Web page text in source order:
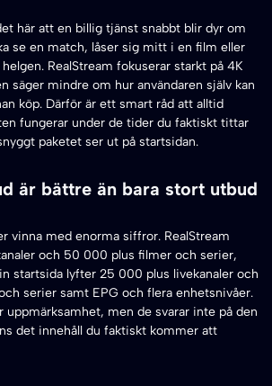
här att en billig tjänst snabbt blir dyr om
se en match, låser sig mitt i en film eller
RealStream fokuserar starkt på 4K
säger mindre om hur användaren själv kan
köp. Därför är ett smart råd att alltid
fungerar under de tider du faktiskt tittar
paketet ser ut på startsidan.
är bättre än bara stort utbud
vinna med enorma siffror. RealStream
och 50 000 plus filmer och serier,
startsida lyfter 25 000 plus livekanaler och
serier samt EPG och flera enhetsnivåer.
uppmärksamhet, men de svarar inte på den
det innehåll du faktiskt kommer att